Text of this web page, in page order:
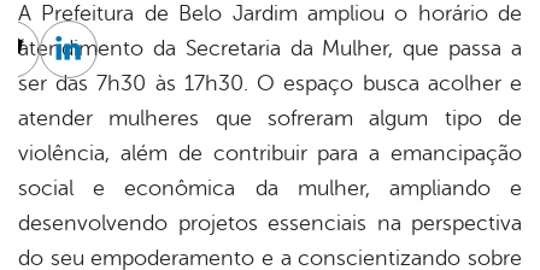
A Prefeitura de Belo Jardim ampliou o horário de
atendimento da Secretaria da Mulher, que passa a
ser das 7h30 às 17h30. O espaço busca acolher e
atender mulheres que sofreram algum tipo de
violência, além de contribuir para a emancipação
social e econômica da mulher, ampliando e
desenvolvendo projetos essenciais na perspectiva
do seu empoderamento e a conscientizando sobre
TwitterLinkedin